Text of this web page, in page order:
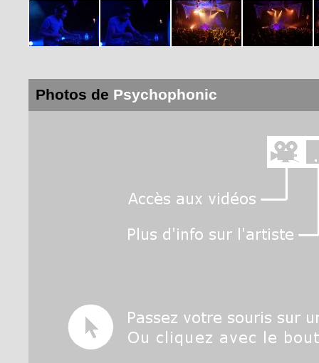
Photos de Psychophonic